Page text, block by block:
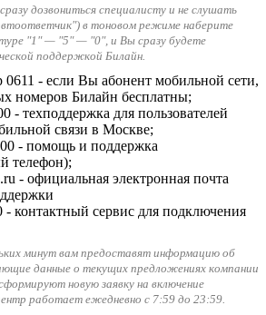
дозвониться специалисту и не слушать
в тоновом режиме наберите
"1" — "5" — "0", и Вы сразу будете
поддержкой Билайн.
0611 - если Вы абонент мобильной сети,
номеров Билайн бесплатны;
- техподдержка для пользователей
связи в Москве;
- помощь и поддержка
телефон);
- официальная электронная почта
- контактный сервис для подключения
минут вам предоставят информацию об
данные о текущих предложениях компании
новую заявку на включение
работает ежедневно с 7:59 до 23:59.